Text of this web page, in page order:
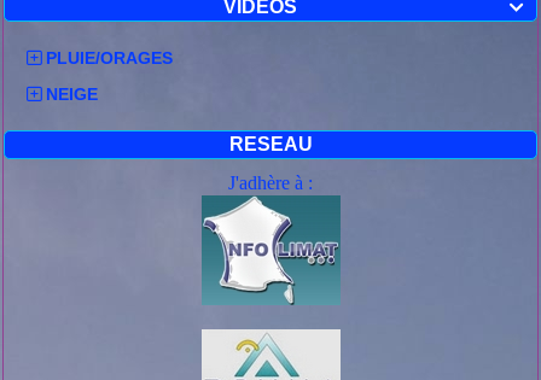

VIDEOS
PLUIE/ORAGES
NEIGE
RESEAU
J'adhère à :